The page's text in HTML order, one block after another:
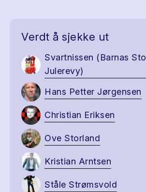
Verdt å sjekke ut
Svartnissen (Barnas
Julerevy)
Hans Petter Jørgensen
Christian Eriksen
Ove Storland
Kristian Arntsen
Ståle Strømsvold